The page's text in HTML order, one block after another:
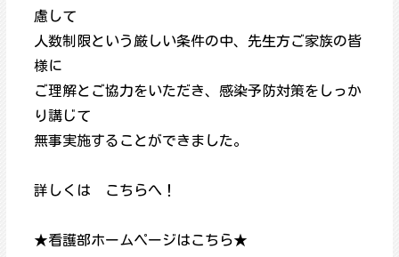
慮して
人数制限という厳しい条件の中、先生方ご家族の皆
様に
ご理解とご協力をいただき、感染予防対策をしっか
り講じて
無事実施することができました。
詳しくは こちらへ！
★看護部ホームページはこちら★